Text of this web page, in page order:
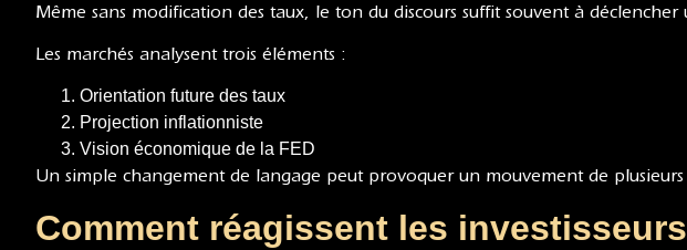
Même sans modification des taux, le ton du discours suffit souvent à
Les marchés analysent trois éléments :
Orientation future des taux
Projection inflationniste
Vision économique de la FED
Un simple changement de langage peut provoquer un mouvement de plusieurs
Comment réagissent les